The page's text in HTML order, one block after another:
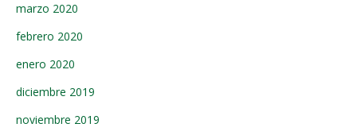
marzo 2020
febrero 2020
enero 2020
diciembre 2019
noviembre 2019